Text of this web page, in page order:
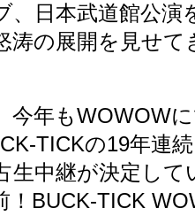
、日本武道館公演
涛の展開を見せて
今年もWOWOW
TICKの19年連
生中継が決定して
！BUCK-TICK